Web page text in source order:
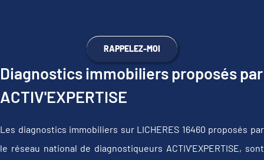
RAPPELEZ-MOI
Diagnostics immobiliers proposés par
ACTIV'EXPERTISE
Les diagnostics immobiliers sur LICHERES 16460 proposés par
le réseau national de diagnostiqueurs ACTIV'EXPERTISE, sont